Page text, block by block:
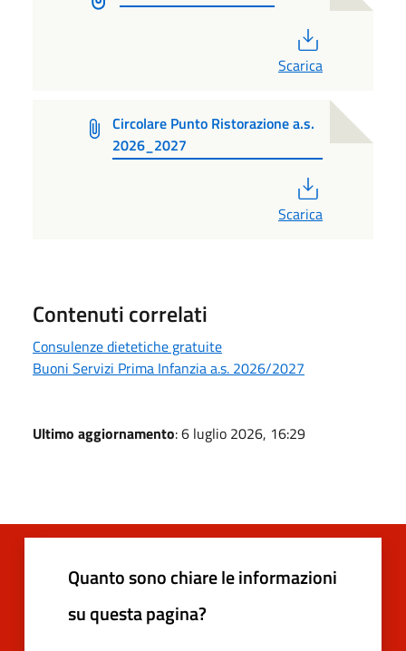
Scarica
Circolare Punto Ristorazione a.s.
2026_2027
Scarica
Contenuti correlati
Consulenze dietetiche gratuite
Buoni Servizi Prima Infanzia a.s. 2026/2027
Ultimo aggiornamento: 6 luglio 2026, 16:29
Quanto sono chiare le informazioni
su questa pagina?